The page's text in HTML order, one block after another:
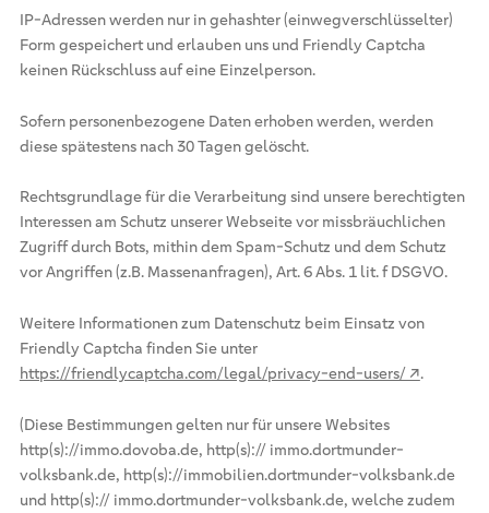
IP-Adressen werden nur in gehashter (einwegverschlüsselter)
Form gespeichert und erlauben uns und Friendly Captcha
keinen Rückschluss auf eine Einzelperson.
Sofern personenbezogene Daten erhoben werden, werden
diese spätestens nach 30 Tagen gelöscht.
Rechtsgrundlage für die Verarbeitung sind unsere berechtigten
Interessen am Schutz unserer Webseite vor missbräuchlichen
Zugriff durch Bots, mithin dem Spam-Schutz und dem Schutz
vor Angriffen (z.B. Massenanfragen), Art. 6 Abs. 1 lit. f DSGVO.
Weitere Informationen zum Datenschutz beim Einsatz von
Friendly Captcha finden Sie unter
https://friendlycaptcha.com/legal/privacy-end-users/ ↗.
(Diese Bestimmungen gelten nur für unsere Websites
http(s)://immo.dovoba.de, http(s):// immo.dortmunder-
volksbank.de, http(s)://immobilien.dortmunder-volksbank.de
und http(s):// immo.dortmunder-volksbank.de, welche zudem